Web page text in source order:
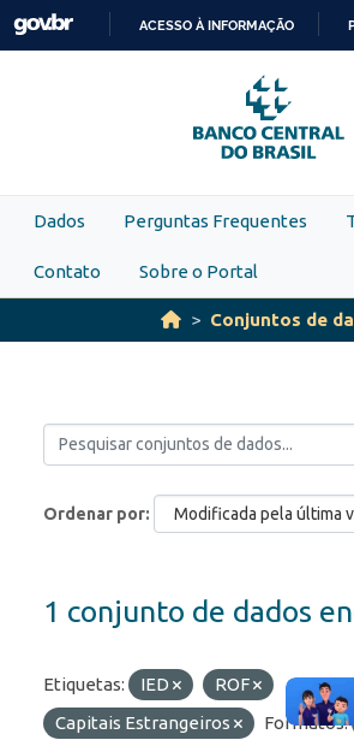
Skip to main content
PARA
O
CONTEÚDO
ACESSO À INFORMAÇÃO
Dados Perguntas Frequentes
Contato Sobre o Portal
Conjuntos de
Ordenar por
1 conjunto de dados
Etiquetas: IED
ROF
Capitais Estrangeiros
Formatos: